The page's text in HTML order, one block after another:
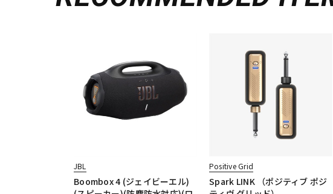
JBL
Boombox 4 (ジェイビーエル)
Positive Grid
Spark LINK （ポジティブ ポジ